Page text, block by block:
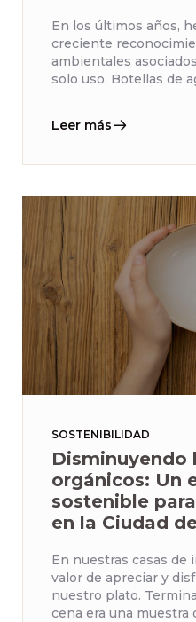
En los últimos años,
creciente
ambientales
solo uso. Botellas de
Leer más
SOSTENIBILIDAD
Disminuyendo
orgánicos: Un
sostenible
en la Ciudad
En nuestras casas de
valor de apreciar y
nuestro plato.
cena era una muestra